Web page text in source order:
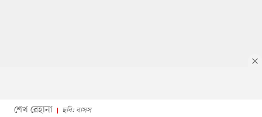
শেখ রেহানা ছবি: বাসস